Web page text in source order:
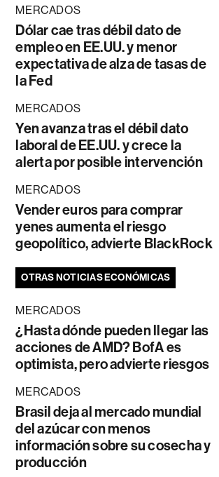
MERCADOS
Dólar cae tras débil dato de
empleo en EE.UU. y menor
expectativa de alza de tasas de
la Fed
MERCADOS
Yen avanza tras el débil dato
laboral de EE.UU. y crece la
alerta por posible intervención
MERCADOS
Vender euros para comprar
yenes aumenta el riesgo
geopolítico, advierte BlackRock
OTRAS NOTICIAS ECONÓMICAS
MERCADOS
¿Hasta dónde pueden llegar las
acciones de AMD? BofA es
optimista, pero advierte riesgos
MERCADOS
Brasil deja al mercado mundial
del azúcar con menos
información sobre su cosecha y
producción